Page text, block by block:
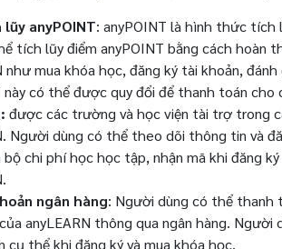
anyPOINT: anyPOINT là hình thức tích
tích lũy điểm anyPOINT bằng cách hoàn
như mua khóa học, đăng ký tài khoản,
này có thể được quy đổi để thanh toán cho
được các trường và học viện tài trợ trong
Người dùng có thể theo dõi thông tin và
chi phí học học tập, nhận mã khi đăng
ngân hàng: Người dùng có thể thanh
anyLEARN thông qua ngân hàng.
cụ thể khi đăng ký và mua khóa học.